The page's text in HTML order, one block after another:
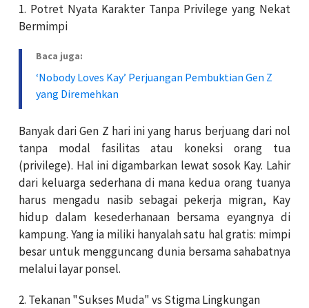
1. Potret Nyata Karakter Tanpa Privilege yang Nekat
Bermimpi
Baca juga:
‘Nobody Loves Kay’ Perjuangan Pembuktian Gen Z
yang Diremehkan
Banyak dari Gen Z hari ini yang harus berjuang dari nol
tanpa modal fasilitas atau koneksi orang tua
(privilege). Hal ini digambarkan lewat sosok Kay. Lahir
dari keluarga sederhana di mana kedua orang tuanya
harus mengadu nasib sebagai pekerja migran, Kay
hidup dalam kesederhanaan bersama eyangnya di
kampung. Yang ia miliki hanyalah satu hal gratis: mimpi
besar untuk mengguncang dunia bersama sahabatnya
melalui layar ponsel.
2. Tekanan "Sukses Muda" vs Stigma Lingkungan